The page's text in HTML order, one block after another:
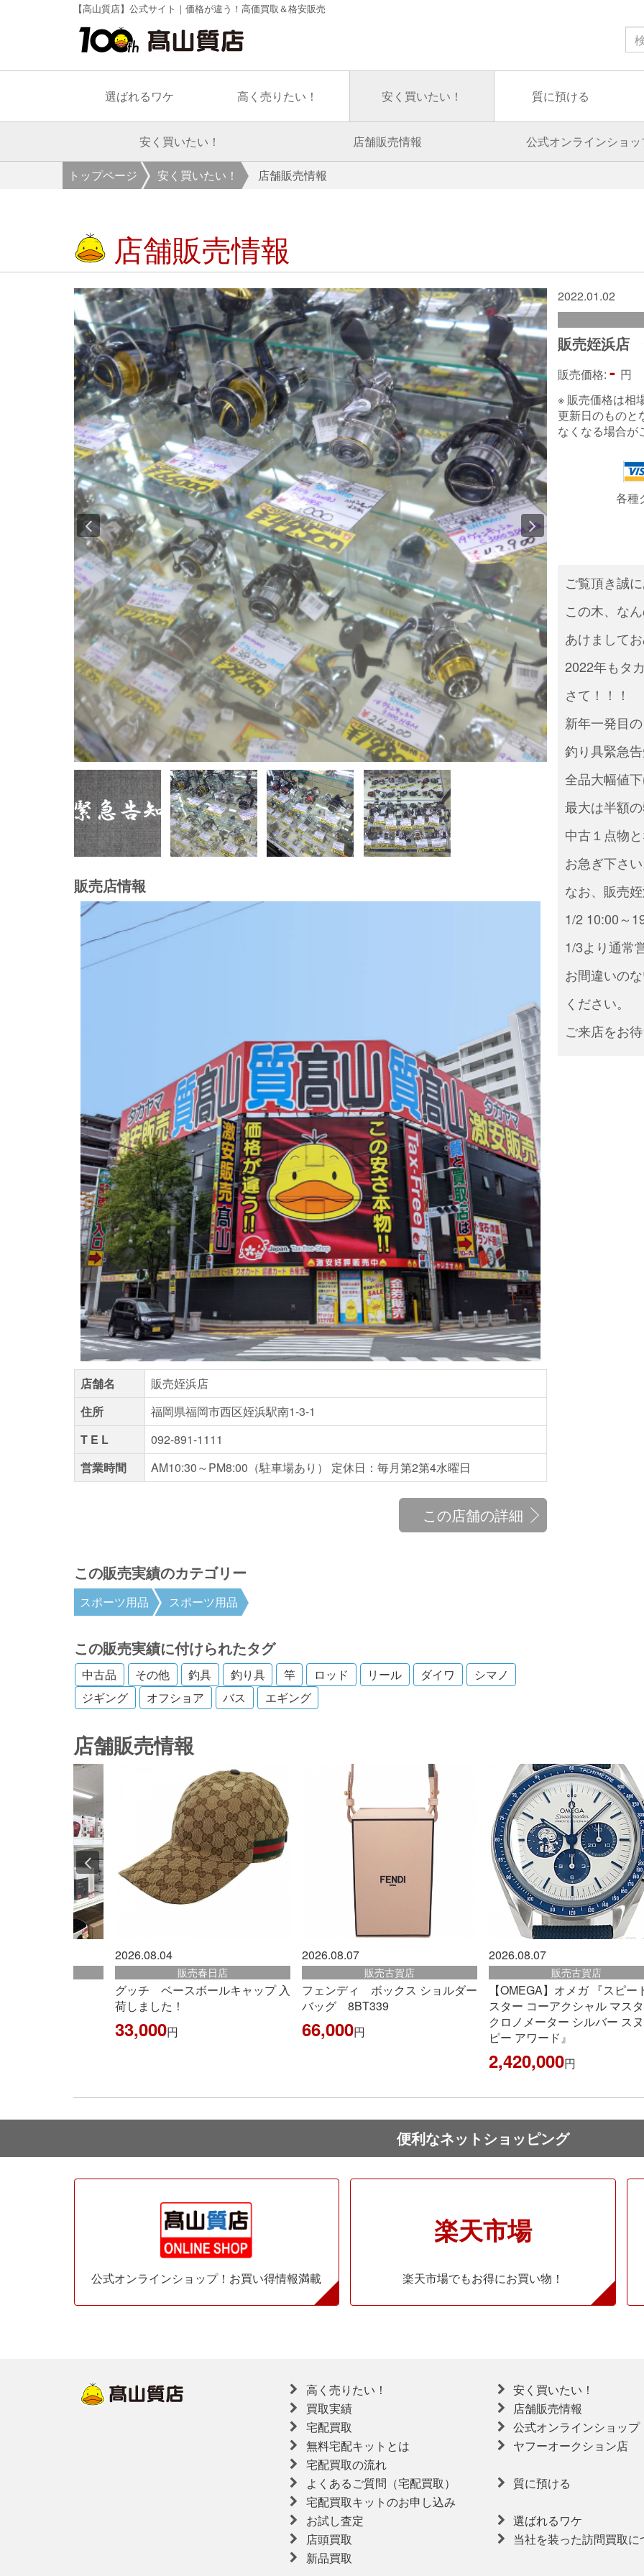
【高山質店】公式サイト｜価格が違う！高価買取＆格安販売
選ばれるワケ 高く売りたい！ 安く買いたい！ 質に預ける
安く買いたい！ 店舗販売情報 公式オンラインショッ
トップページ 安く買いたい！ 店舗販売情報
店舗販売情報
2022.01.02
販売姪浜店
販売価格:- 円
※ 販売価格は相
更新日のものと
なくなる場合が
各種
ご覧頂き誠
この木、な
あけまして
2022年もタ
さて！！！
新年一発目
釣り具緊急
全品大幅値
最大は半額
中古１点物
お急ぎ下さ
なお、販売
1/2 10:00～
1/3より通常
お間違いの
ください。
ご来店をお
販売店情報
店舗名
販売姪浜店
住所
福岡県福岡市西区姪浜駅南1-3-1
T E L
092-891-1111
営業時間
AM10:30～PM8:00（駐車場あり） 定休日：毎月第2第4水曜日
この店舗の詳細
この販売実績のカテゴリー
スポーツ用品 スポーツ用品
この販売実績に付けられたタグ
中古品 その他 釣具 釣り具 竿 ロッド リール ダイワ
シマノ
ジギング
オフショア バス エギング
店舗販売情報
2026.08.07
販売古賀店
フェンディ ボックス ショルダー
バッグ 8BT339
66,000円
2026.08.07
販売古賀店
【OMEGA】オメガ 『スピードマ
スター コーアクシャル マスター
クロノメーター シルバー スヌー
ピー アワード』
2026.08.06
販売春日店
ヴァイパーとスネーク
1,045,000円
便利なネットショッピング
公式オンラインショップ！お買い得情報満載
楽天市場
楽天市場でもお得にお買い物！
高く売りたい！
買取実績
宅配買取
無料宅配キットとは
宅配買取の流れ
よくあるご質問（宅配買取）
宅配買取キットのお申し込み
お試し査定
店頭買取
新品買取
安く買いたい！
店舗販売情報
公式オンラインショップ
ヤフーオークション店
質に預ける
選ばれるワケ
当社を装った訪問買取に